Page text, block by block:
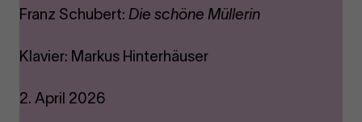
Franz Schubert: Die schöne Müllerin
Klavier: Markus Hinterhäuser
2. April 2026